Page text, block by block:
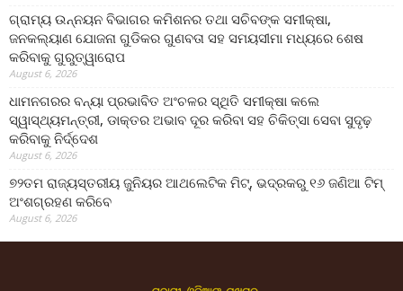
ଗ୍ରାମ୍ୟ ଉନ୍ନୟନ ବିଭାଗର କମିଶନର ତଥା ସଚିବଙ୍କ ସମୀକ୍ଷା,
ଜନକଲ୍ୟାଣ ଯୋଜନା ଗୁଡିକର ଗୁଣବତା ସହ ସମୟସୀମା ମଧ୍ୟରେ ଶେଷ
କରିବାକୁ ଗୁରୁତ୍ୱାରୋପ
August 6, 2026
ଧାମନଗରର ବନ୍ୟା ପ୍ରଭାବିତ ଅଂଚଳର ସ୍ଥିତି ସମୀକ୍ଷା କଲେ
ସ୍ୱାସ୍ଥ୍ୟମନ୍ତ୍ରୀ, ଡାକ୍ତର ଅଭାବ ଦୂର କରିବା ସହ ଚିକିତ୍ସା ସେବା ସୁଦୃଢ଼
କରିବାକୁ ନିର୍ଦ୍ଦେଶ
August 6, 2026
୭୨ତମ ରାଜ୍ୟସ୍ତରୀୟ ଜୁନିୟର ଆଥଲେଟିକ ମିଟ୍‌, ଭଦ୍ରକରୁ ୧୬ ଜଣିଆ ଟିମ୍
ଅଂଶଗ୍ରହଣ କରିବେ
August 6, 2026